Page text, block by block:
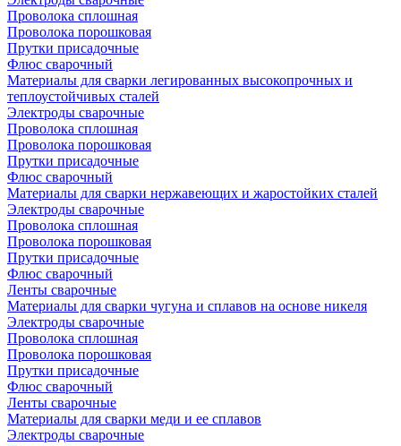
Проволока сплошная
Проволока порошковая
Прутки присадочные
Флюс сварочный
Материалы для сварки легированных высокопрочных и
теплоустойчивых сталей
Электроды сварочные
Проволока сплошная
Проволока порошковая
Прутки присадочные
Флюс сварочный
Материалы для сварки нержавеющих и жаростойких сталей
Электроды сварочные
Проволока сплошная
Проволока порошковая
Прутки присадочные
Флюс сварочный
Ленты сварочные
Материалы для сварки чугуна и сплавов на основе никеля
Электроды сварочные
Проволока сплошная
Проволока порошковая
Прутки присадочные
Флюс сварочный
Ленты сварочные
Материалы для сварки меди и ее сплавов
Электроды сварочные